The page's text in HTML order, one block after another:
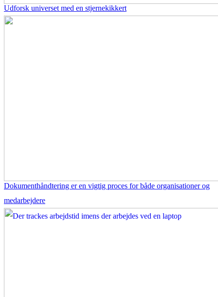
Udforsk universet med en stjernekikkert
Dokumenthåndtering er en vigtig proces for både organisationer og
medarbejdere